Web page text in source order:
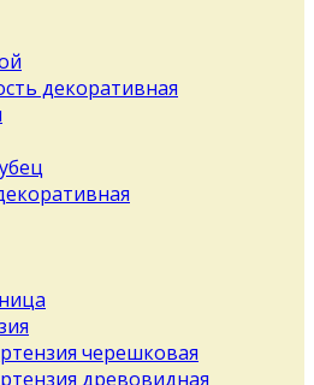
декоративная
черешковая
древовидная